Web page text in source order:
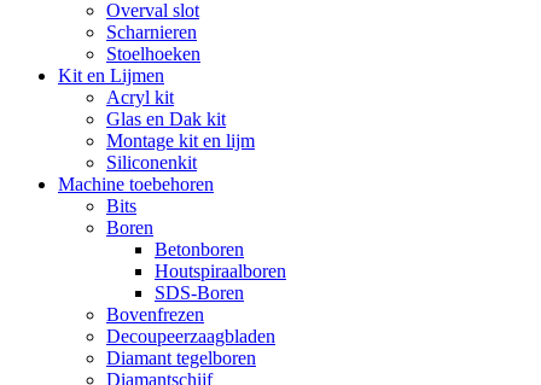
Overval slot
Scharnieren
Stoelhoeken
Kit en Lijmen
Acryl kit
Glas en Dak kit
Montage kit en lijm
Siliconenkit
Machine toebehoren
Bits
Boren
Betonboren
Houtspiraalboren
SDS-Boren
Bovenfrezen
Decoupeerzaagbladen
Diamant tegelboren
Diamantschijf